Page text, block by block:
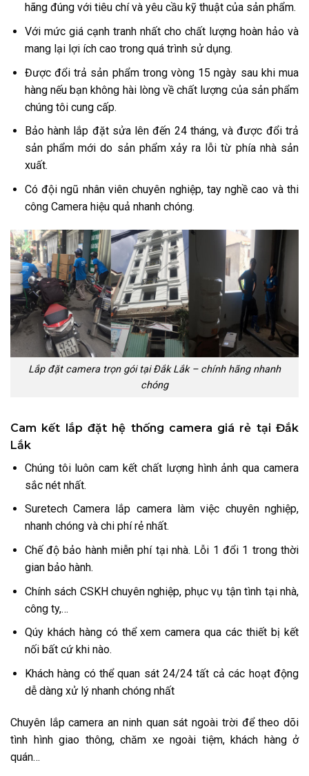
hãng đúng với tiêu chí và yêu cầu kỹ thuật của sản phẩm.
Với mức giá cạnh tranh nhất cho chất lượng hoàn hảo và
mang lại lợi ích cao trong quá trình sử dụng.
Được đổi trả sản phẩm trong vòng 15 ngày sau khi mua
hàng nếu bạn không hài lòng về chất lượng của sản phẩm
chúng tôi cung cấp.
Bảo hành lắp đặt sửa lên đến 24 tháng, và được đổi trả
sản phẩm mới do sản phẩm xảy ra lỗi từ phía nhà sản
xuất.
Có đội ngũ nhân viên chuyên nghiệp, tay nghề cao và thi
công Camera hiệu quả nhanh chóng.
Lắp đặt camera trọn gói tại Đắk Lắk – chính hãng nhanh
chóng
Cam kết lắp đặt hệ thống camera giá rẻ tại Đắk
Lắk
Chúng tôi luôn cam kết chất lượng hình ảnh qua camera
sắc nét nhất.
Suretech Camera lắp camera làm việc chuyên nghiệp,
nhanh chóng và chi phí rẻ nhất.
Chế độ bảo hành miễn phí tại nhà. Lỗi 1 đổi 1 trong thời
gian bảo hành.
Chính sách CSKH chuyên nghiệp, phục vụ tận tình tại nhà,
công ty,…
Qúy khách hàng có thể xem camera qua các thiết bị kết
nối bất cứ khi nào.
Khách hàng có thể quan sát 24/24 tất cả các hoạt động
dễ dàng xử lý nhanh chóng nhất
Chuyên lắp camera an ninh quan sát ngoài trời để theo dõi
tình hình giao thông, chăm xe ngoài tiệm, khách hàng ở
quán…